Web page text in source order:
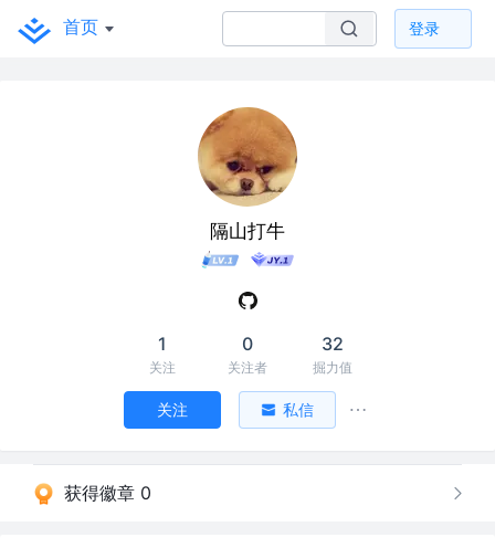
首页 登录
隔山打牛
1
关注
0
关注者
32
掘力值
关注 私信
获得徽章 0